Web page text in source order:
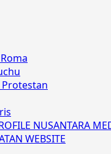
NUSANTARA
WEBSITE